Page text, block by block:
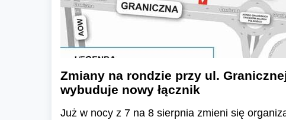
Zmiany na rondzie przy ul.
wybuduje nowy łącznik
Już w nocy z 7 na 8 sierpnia zmieni się